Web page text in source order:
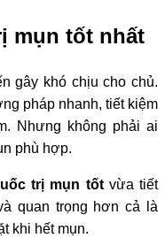
mụn tốt nhất
gây khó chịu cho chủ.
pháp nhanh, tiết kiệm
Nhưng không phải ai
phù hợp.
trị mụn tốtvừa tiết
quan trọng hơn cả là
khi hết mụn.